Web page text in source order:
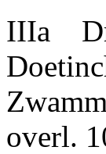
IIIa
overl.